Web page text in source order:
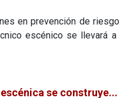
en prevención de
escénico se llevará
se construye...